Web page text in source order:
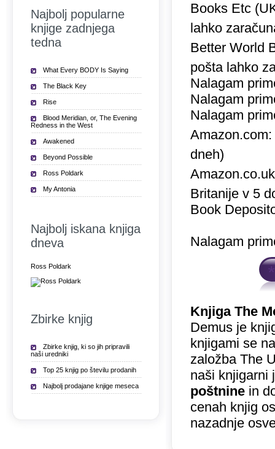
Books Etc
lahko
Better World
pošta lahko
Nalagam
Nalagam
Nalagam
Amazon.com:
dneh)
Britanije v 5
Book
Nalagam
Knjiga The
Demus je
knjigami se
založba The
naši knjigarni
poštnine in
cenah knjig
nazadnje
Najbolj popularne
knjige zadnjega
tedna
What Every BODY Is Saying
The Black Key
Rise
Blood Meridian, or, The Evening
Redness in the West
Awakened
Beyond Possible
Ross Poldark
My Antonia
Najbolj iskana knjiga
dneva
Ross Poldark
Zbirke knjig
Zbirke knjig, ki so jih pripravili
naši uredniki
Top 25 knjig po številu prodanih
Najbolj prodajane knjige meseca